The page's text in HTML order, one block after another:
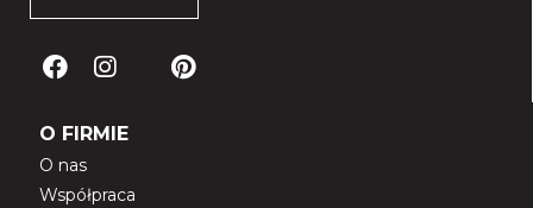
O FIRMIE
O nas
Współpraca